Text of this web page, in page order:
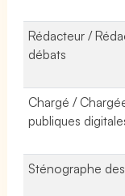
Rédacteur /
débats
Chargé /
publiques
Sténographe